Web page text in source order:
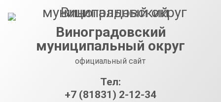
Виноградовский
муниципальный округ
официальный сайт
Тел:
+7 (81831) 2-12-34